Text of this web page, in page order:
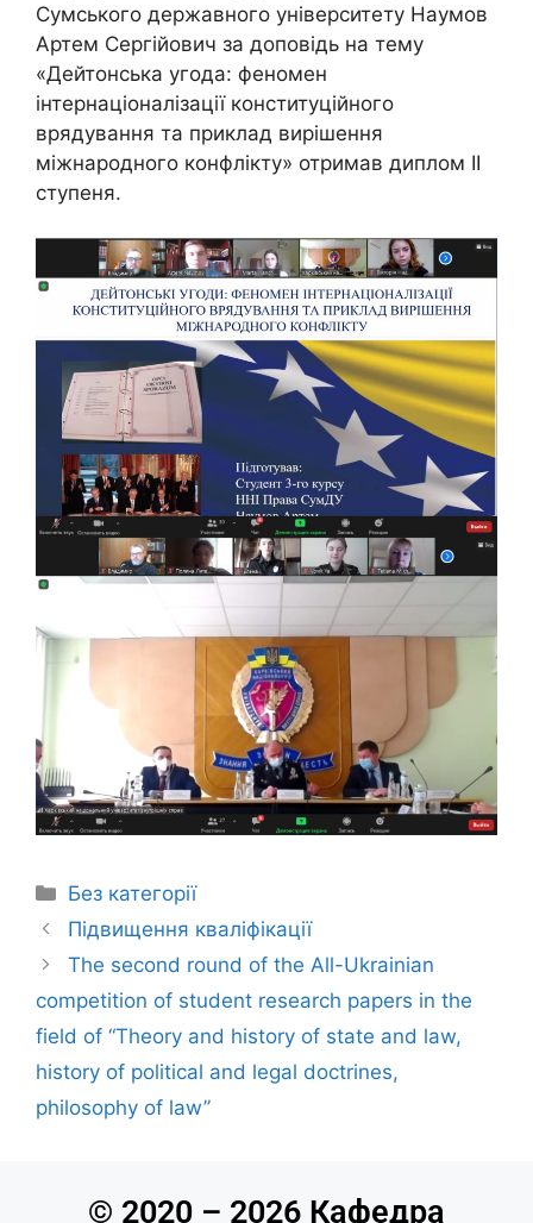
Сумського державного університету Наумов
Артем Сергійович за доповідь на тему
«Дейтонська угода: феномен
інтернаціоналізації конституційного
врядування та приклад вирішення
міжнародного конфлікту» отримав диплом II
ступеня.
Без категорії
Підвищення кваліфікації
The second round of the All-Ukrainian
competition of student research papers in the
field of “Theory and history of state and law,
history of political and legal doctrines,
philosophy of law”
© 2020 – 2026 Кафедра